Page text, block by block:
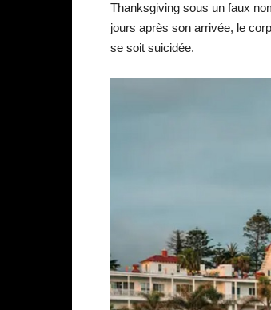
Thanksgiving sous un faux
jours après son arrivée, le
se soit suicidée.